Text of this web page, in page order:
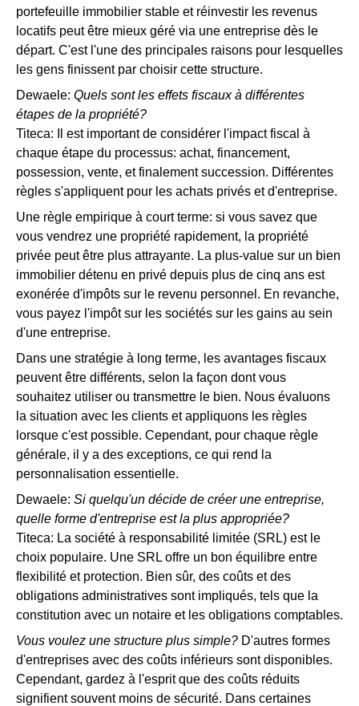
portefeuille immobilier stable et réinvestir les revenus
locatifs peut être mieux géré via une entreprise dès le
départ. C'est l'une des principales raisons pour lesquelles
les gens finissent par choisir cette structure.
Dewaele: Quels sont les effets fiscaux à différentes
étapes de la propriété?
Titeca: Il est important de considérer l'impact fiscal à
chaque étape du processus: achat, financement,
possession, vente, et finalement succession. Différentes
règles s'appliquent pour les achats privés et d'entreprise.
Une règle empirique à court terme: si vous savez que
vous vendrez une propriété rapidement, la propriété
privée peut être plus attrayante. La plus-value sur un bien
immobilier détenu en privé depuis plus de cinq ans est
exonérée d'impôts sur le revenu personnel. En revanche,
vous payez l'impôt sur les sociétés sur les gains au sein
d'une entreprise.
Dans une stratégie à long terme, les avantages fiscaux
peuvent être différents, selon la façon dont vous
souhaitez utiliser ou transmettre le bien. Nous évaluons
la situation avec les clients et appliquons les règles
lorsque c'est possible. Cependant, pour chaque règle
générale, il y a des exceptions, ce qui rend la
personnalisation essentielle.
Dewaele: Si quelqu'un décide de créer une entreprise,
quelle forme d'entreprise est la plus appropriée?
Titeca: La société à responsabilité limitée (SRL) est le
choix populaire. Une SRL offre un bon équilibre entre
flexibilité et protection. Bien sûr, des coûts et des
obligations administratives sont impliqués, tels que la
constitution avec un notaire et les obligations comptables.
Vous voulez une structure plus simple? D'autres formes
d'entreprises avec des coûts inférieurs sont disponibles.
Cependant, gardez à l'esprit que des coûts réduits
signifient souvent moins de sécurité. Dans certaines